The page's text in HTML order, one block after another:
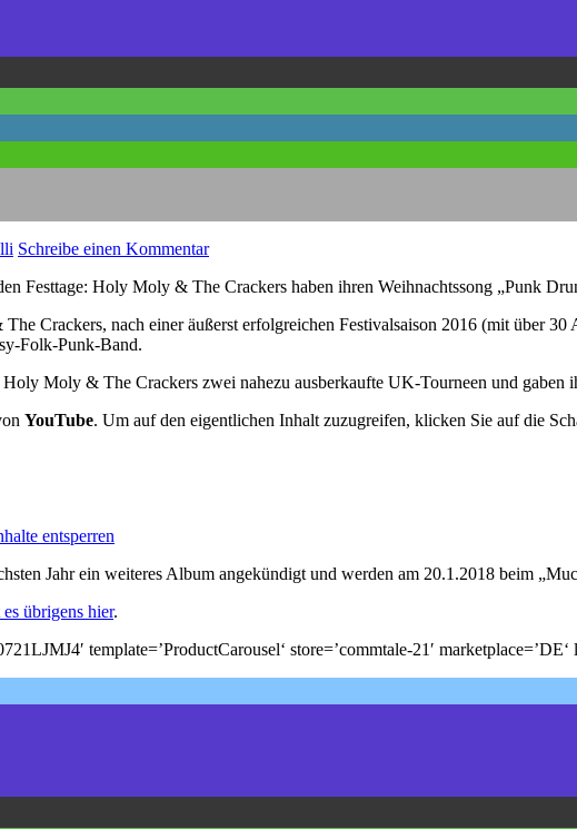
Schreibe einen Kommentar
Festtage: Holy Moly & The Crackers haben ihren Weihnachtssong „Punk
Crackers, nach einer äußerst erfolgreichen Festivalsaison 2016 (mit über 30
Folk-Punk-Band.
Moly & The Crackers zwei nahezu ausberkaufte UK-Tourneen und
YouTube. Um auf den eigentlichen Inhalt zuzugreifen, klicken Sie auf die
entsperren
Jahr ein weiteres Album angekündigt und werden am 20.1.2018 beim
übrigens hier.
template=’ProductCarousel‘ store=’commtale-21′